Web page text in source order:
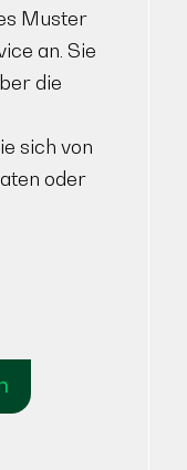
Muster
an. Sie
die
sich von
oder